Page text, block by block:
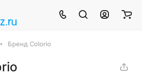
Бренд Colorio